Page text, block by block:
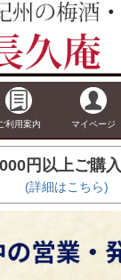
利用案内 マイページ
円以上ご購
(詳細はこちら)